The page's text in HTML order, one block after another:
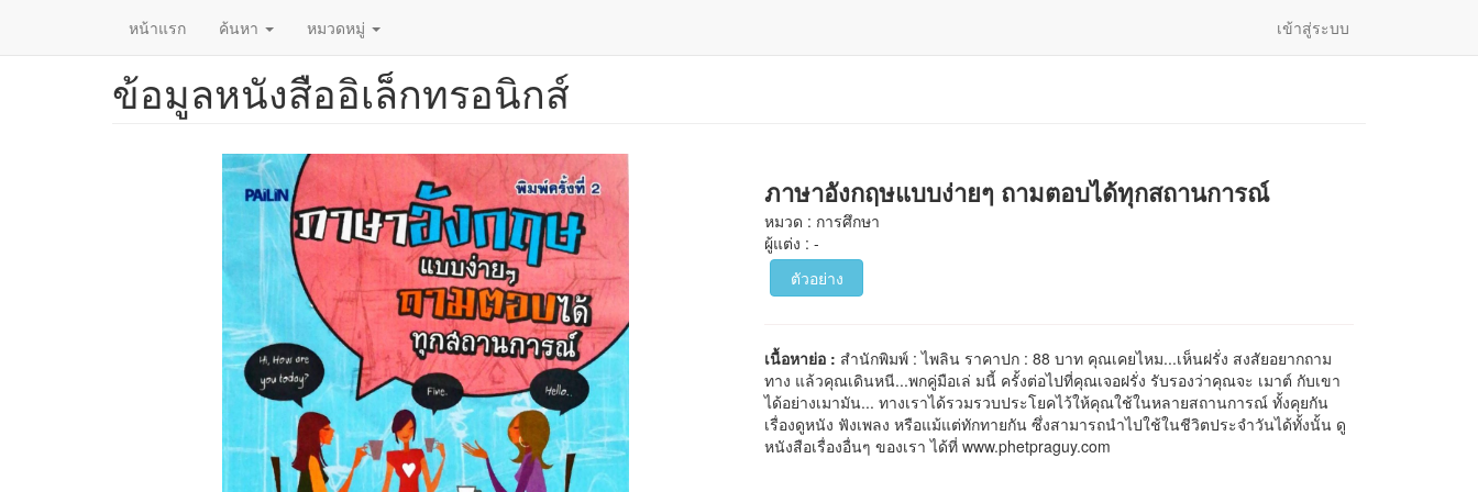
หน้าแรก ค้นหา หมวดหมู่ เข้าสู่ระบบ
ข้อมูลหนังสืออิเล็กทรอนิกส์
ภาษาอังกฤษแบบง่ายๆ ถามตอบได้ทุกสถานการณ์
หมวด : การศึกษา
ผู้แต่ง : -
ตัวอย่าง
เนื้อหาย่อ : สำนักพิมพ์ : ไพลิน ราคาปก : 88 บาท คุณเคยไหม...เห็นฝรั่ง สงสัยอยากถาม
ทาง แล้วคุณเดินหนี...พกคู่มือเล่ มนี้ ครั้งต่อไปที่คุณเจอฝรั่ง รับรองว่าคุณจะ เมาต์ กับเขา
ได้อย่างเมามัน... ทางเราได้รวมรวบประโยคไว้ให้คุณใช้ในหลายสถานการณ์ ทั้งคุยกัน
เรื่องดูหนัง ฟังเพลง หรือแม้แต่ทักทายกัน ซึ่งสามารถนำไปใช้ในชีวิตประจำวันได้ทั้งนั้น ดู
หนังสือเรื่องอื่นๆ ของเรา ได้ที่ www.phetpraguy.com